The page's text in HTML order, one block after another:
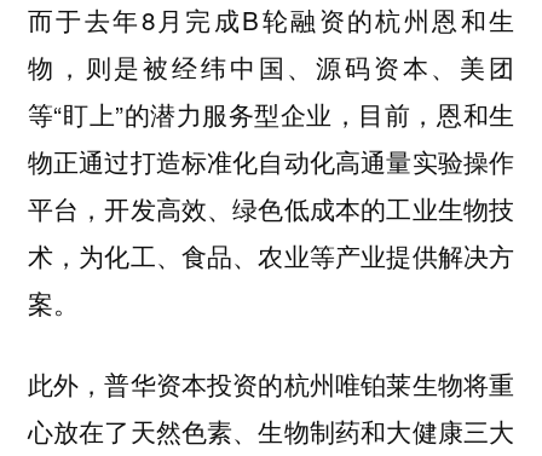
而于去年8月完成B轮融资的杭州恩和生
物，则是被经纬中国、源码资本、美团
等“盯上”的潜力服务型企业，目前，恩和生
物正通过打造标准化自动化高通量实验操作
平台，开发高效、绿色低成本的工业生物技
术，为化工、食品、农业等产业提供解决方
案。
此外，普华资本投资的杭州唯铂莱生物将重
心放在了天然色素、生物制药和大健康三大